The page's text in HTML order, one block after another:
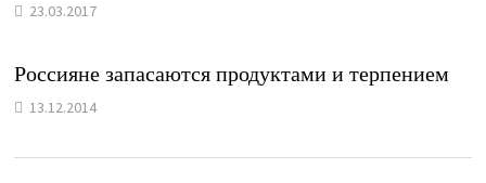
23.03.2017
Россияне запасаются продуктами и терпением
13.12.2014